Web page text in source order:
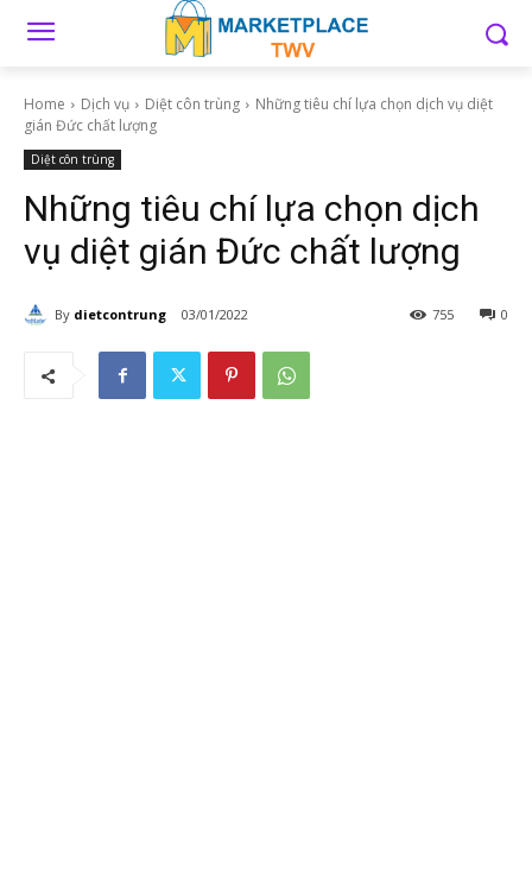
Home Dịch vụ Diệt côn trùng
Những tiêu chí lựa chọn dịch vụ diệt
gián Đức chất lượng
Diệt côn trùng
Những tiêu chí lựa chọn dịch
vụ diệt gián Đức chất lượng
By dietcontrung 03/01/2022 0
755